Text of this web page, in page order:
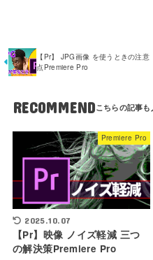
【Pr】 JPG画像 を使うときの注意
点Premiere Pro
RECOMMEND
Premiere Pro
2025.10.07
【Pr】映像 ノイズ軽減 三つ
の解決策Premiere Pro